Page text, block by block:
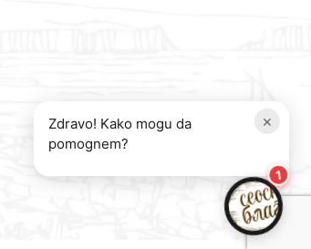
×
Zdravo! Kako mogu da
pomognem?
1